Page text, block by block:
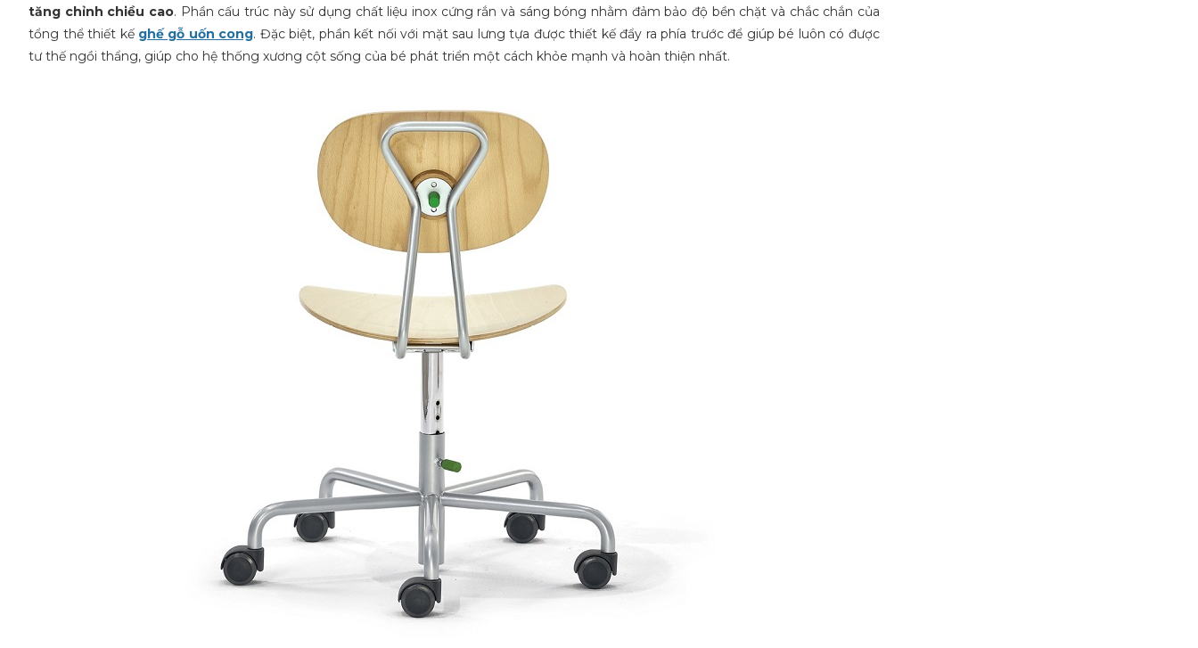
tăng chỉnh chiều cao. Phần cấu trúc này sử dụng chất liệu inox cứng rắn và sáng bóng nhằm đảm bảo độ bền chặt và chắc chắn của
tổng thể thiết kế ghế gỗ uốn cong. Đặc biệt, phần kết nối với mặt sau lưng tựa được thiết kế đẩy ra phía trước để giúp bé luôn có được
tư thế ngồi thẩng, giúp cho hệ thống xương cột sống của bé phát triển một cách khỏe mạnh và hoàn thiện nhất.